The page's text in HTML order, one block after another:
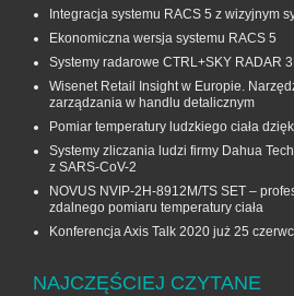
Integracja systemu RACS 5 z wizyjnym
Ekonomiczna wersja systemu RACS 5
Systemy radarowe CTRL+SKY RADAR
Wisenet Retail Insight w Europie.
zarządzania w handlu detalicznym
Pomiar temperatury ludzkiego ciała
Systemy zliczania ludzi firmy Dahua
z SARS-CoV-2
NOVUS NVIP-2H-8912M/TS SET –
zdalnego pomiaru temperatury ciała
Konferencja Axis Talk 2020 już 25
NAJCZĘŚCIEJ CZYTANE